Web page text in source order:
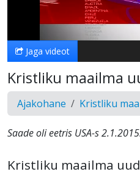
Jaga videot
Kristliku maailma
Ajakohane Kristliku
Saade oli eetris USA-s
Kristliku maailma